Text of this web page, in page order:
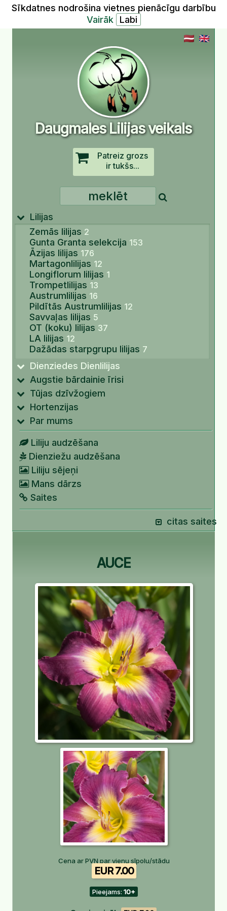
Sīkdatnes nodrošina vietnes pienācīgu darbību
Vairāk
Daugmales Lilijas veikals
Patreiz grozs
ir tukšs...
Lilijas
Zemās lilijas 2
Gunta Granta selekcija 153
Āzijas lilijas 176
Martagonlilijas 12
Longiflorum lilijas 1
Trompetlilijas 13
Austrumlilijas 16
Pildītās Austrumlilijas 12
Savvaļas lilijas 5
OT (koku) lilijas 37
LA lilijas 12
Dažādas starpgrupu lilijas 7
Dienziedes Dienlilijas
Augstie bārdainie īrisi
Tūjas dzīvžogiem
Hortenzijas
Par mums
Liliju audzēšana
Dienziežu audzēšana
Liliju sējeņi
Mans dārzs
Saites
citas saites
AUCE
Cena ar PVN par vienu sīpolu/stādu
EUR 7.00
Pieejams: 10+